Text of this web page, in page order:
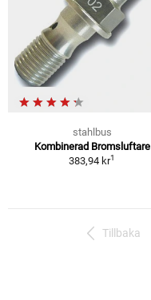
stahlbus
Kombinerad Bromsluftare
383,94 kr1
Tillbaka